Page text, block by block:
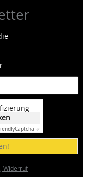
Captcha ⇗
Widerruf